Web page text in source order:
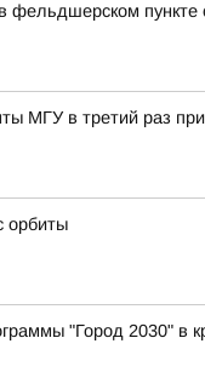
фельдшерском
МГУ в третий раз
орбиты
"Город 2030" в